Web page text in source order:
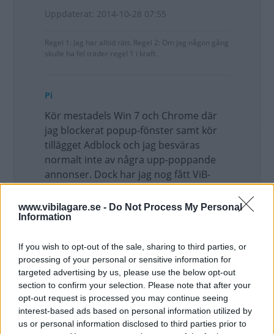
www.vibilagare.se - Do Not Process My Personal
Information
If you wish to opt-out of the sale, sharing to third parties, or
processing of your personal or sensitive information for
targeted advertising by us, please use the below opt-out
section to confirm your selection. Please note that after your
opt-out request is processed you may continue seeing
interest-based ads based on personal information utilized by
us or personal information disclosed to third parties prior to
Uppdaterat: 2014-10-28 07:55
Regel 1: Jag har alltid rätt. Regel 2: Om jag någon gång
skulle ha fel träder regel 1 i kraft.
Pi
Kör mestadels Win 7 och Chrome där
jag blockerat popup-fönster samt kör
tillägget Adblock och jag besväras
normalt inte av några upp-poppande
annonser. Dock har jag nog fått ViB-
reklamen vid nåt tillfälle men jag
kommer inte ihåg om det var på min
vanliga PC eller nån av jobb-burkarna -
förekommande.
Uppdaterat: 2014-10-28 07:56
Andreas Jennersjö
Håller med Hackenbush, dåliga pop ups